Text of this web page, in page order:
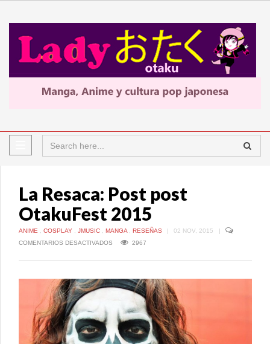
La Resaca: Post post
OtakuFest 2015
ANIME , COSPLAY , JMUSIC , MANGA , RESEÑAS | 02 NOV, 2015
|
COMENTARIOS DESACTIVADOS
OTAKUFEST
2015
2967